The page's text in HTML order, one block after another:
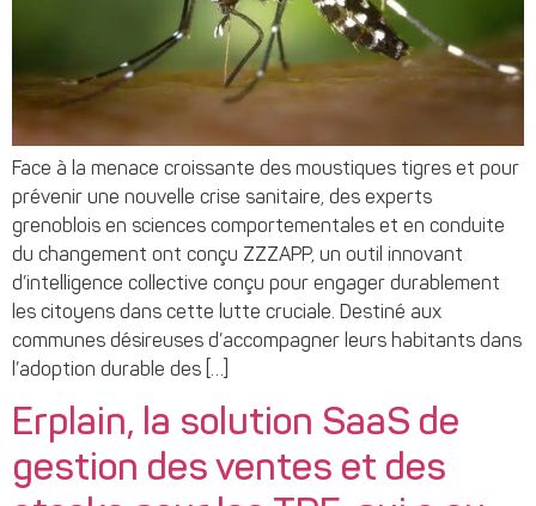
Face à la menace croissante des moustiques tigres et pour
prévenir une nouvelle crise sanitaire, des experts
grenoblois en sciences comportementales et en conduite
du changement ont conçu ZZZAPP, un outil innovant
d’intelligence collective conçu pour engager durablement
les citoyens dans cette lutte cruciale. Destiné aux
communes désireuses d’accompagner leurs habitants dans
l’adoption durable des […]
Erplain, la solution SaaS de
gestion des ventes et des